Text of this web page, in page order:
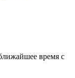
время с